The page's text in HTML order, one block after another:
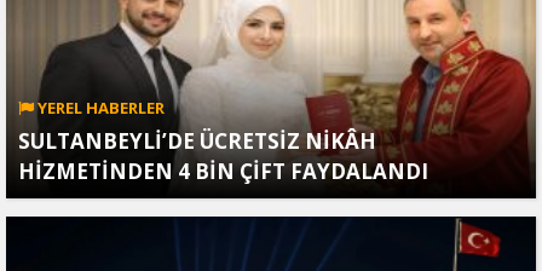
YEREL HABERLER
SULTANBEYLİ’DE ÜCRETSİZ NİKÂH
HİZMETİNDEN 4 BİN ÇİFT FAYDALANDI